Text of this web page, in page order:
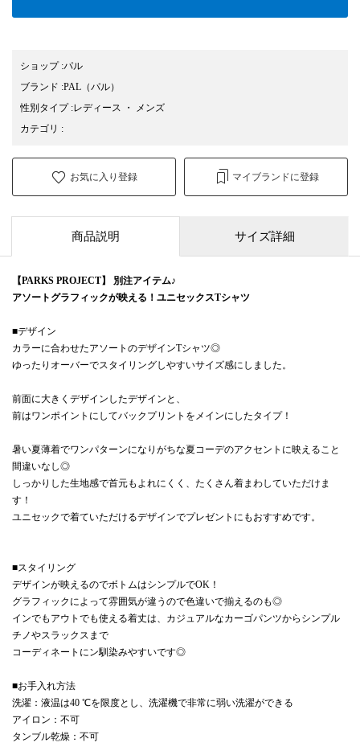
ショップ:パル
ブランド :PAL （パル）
性別タイプ:レディース ・
メンズ
カテゴリ :
お気に入り登録 マイブランドに登録
商品説明 サイズ詳細
【PARKS PROJECT】 別注アイテム♪
アソートグラフィックが映える！ユニセックスTシャツ
■デザイン
カラーに合わせたアソートのデザインTシャツ◎
ゆったりオーバーでスタイリングしやすいサイズ感にしました。
前面に大きくデザインしたデザインと、
前はワンポイントにしてバックプリントをメインにしたタイプ！
暑い夏薄着でワンパターンになりがちな夏コーデのアクセントに映えること
間違いなし◎
しっかりした生地感で首元もよれにくく、たくさん着まわしていただけま
す！
ユニセックで着ていただけるデザインでプレゼントにもおすすめです。
■スタイリング
デザインが映えるのでボトムはシンプルでOK！
グラフィックによって雰囲気が違うので色違いで揃えるのも◎
インでもアウトでも使える着丈は、カジュアルなカーゴパンツからシンプル
チノやスラックスまで
コーディネートにン馴染みやすいです◎
■お手入れ方法
洗濯：液温は40 ℃を限度とし、洗濯機で非常に弱い洗濯ができる
アイロン：不可
タンブル乾燥：不可